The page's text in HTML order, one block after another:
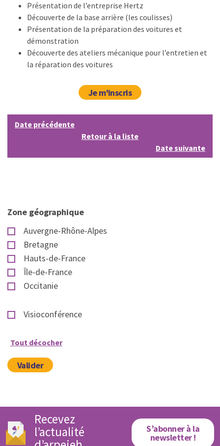
Présentation de l’entreprise Hertz
Découverte de la base arrière (les coulisses)
Présentation de la préparation des voitures et
démonstration
Découverte des ateliers mécanique pour l’entretien et
la réparation des voitures
Je m'inscris
Date précédente
Retour à la liste
Date suivante
Zone géographique
Auvergne-Rhône-Alpes
Bretagne
Hauts-de-France
Île-de-France
Occitanie
Visioconférence
Tout décocher
Valider
Recevez
l’actualité
S’abonner à la
newsletter !